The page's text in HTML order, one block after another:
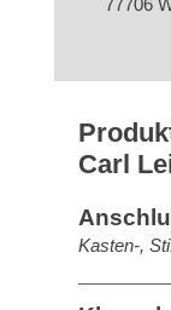
77706
Carl
Kasten-,